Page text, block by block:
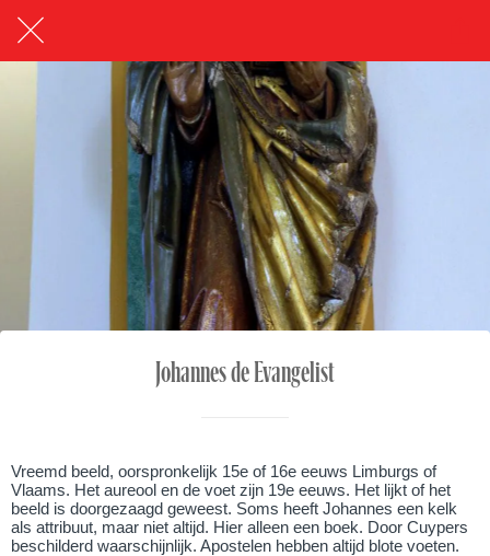
Johannes de Evangelist
Vreemd beeld, oorspronkelijk 15e of 16e eeuws Limburgs of
Vlaams. Het aureool en de voet zijn 19e eeuws. Het lijkt of het
beeld is doorgezaagd geweest. Soms heeft Johannes een kelk
als attribuut, maar niet altijd. Hier alleen een boek. Door Cuypers
beschilderd waarschijnlijk. Apostelen hebben altijd blote voeten.